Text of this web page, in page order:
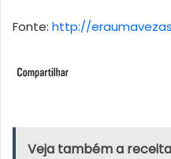
Fonte: http://
Veja também a receita